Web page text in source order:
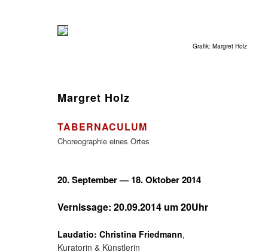
Grafik: Margret Holz
Margret Holz
TABERNACULUM
Choreographie eines Ortes
20. September — 18. Oktober 2014
Vernissage: 20.09.2014 um 20Uhr
Laudatio: Christina Friedmann,
Kuratorin & Künstlerin